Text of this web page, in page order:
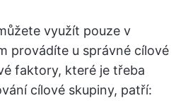
využít pouze v
provádíte u správné cílové
faktory, které je třeba
cílové skupiny, patří: